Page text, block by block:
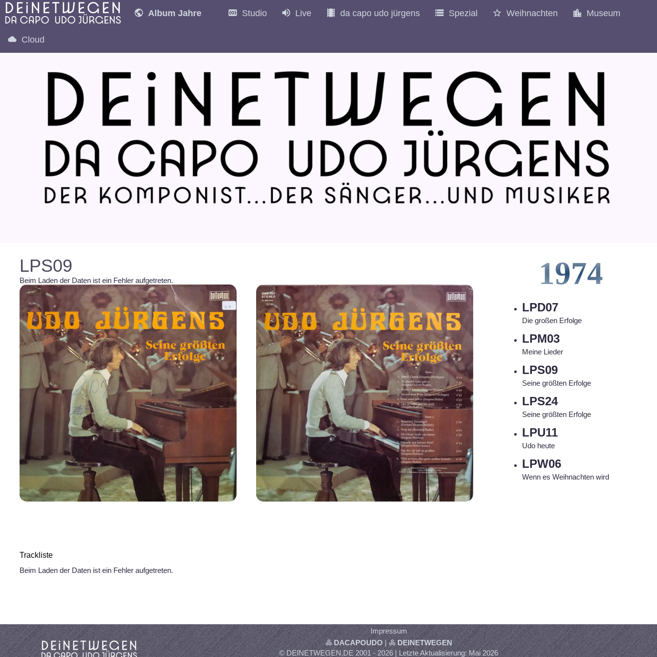
Album Jahre Studio Live da capo udo jürgens Spezial Weihnachten Museum
Cloud
LPS09
Beim Laden der Daten ist ein Fehler aufgetreten.
Trackliste
Beim Laden der Daten ist ein Fehler aufgetreten.
1974
LPD07
Die großen Erfolge
LPM03
Meine Lieder
LPS09
Seine größten Erfolge
LPS24
Seine größten Erfolge
LPU11
Udo heute
LPW06
Wenn es Weihnachten wird
Impressum
DACAPOUDO|
DEINETWEGEN
© DEINETWEGEN.DE 2001 - 2026 | Letzte Aktualisierung: Mai 2026